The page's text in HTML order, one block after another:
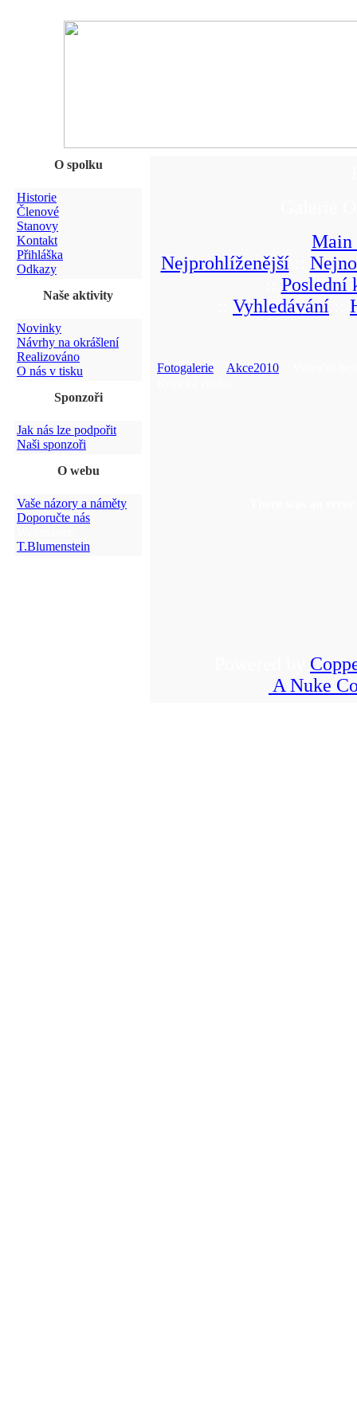
O spolku
Historie
Členové
Stanovy
Kontakt
Přihláška
Odkazy
Naše aktivity
Novinky
Návrhy na okrášlení
Realizováno
O nás v tisku
Sponzoři
Jak nás lze podpořit
Naši sponzoři
O webu
Vaše názory a náměty
Doporučte nás
T.Blumenstein
Main
Nejprohlíženější::
Poslední
Vyhledávání
Fotogalerie Akce2010
A Nuke